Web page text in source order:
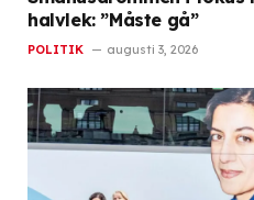
halvlek: ”Måste gå”
POLITIK augusti 3, 2026